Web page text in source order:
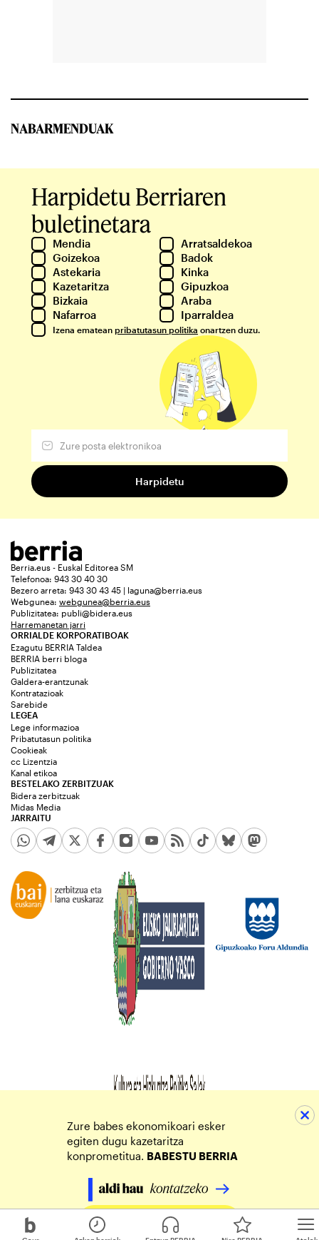
NABARMENDUAK
Harpidetu Berriaren
buletinetara
Mendia
Arratsaldekoa
Goizekoa
Badok
Astekaria
Kinka
Kazetaritza
Gipuzkoa
Bizkaia
Araba
Nafarroa
Iparraldea
Izena ematean pribatutasun politika onartzen duzu.
Berria.eus - Euskal Editorea SM
Telefonoa: 943 30 40 30
Bezero arreta: 943 30 43 45 | laguna@berria.eus
Webgunea: webgunea@berria.eus
Publizitatea: publi@bidera.eus
Harremanetan jarri
ORRIALDE KORPORATIBOAK
Ezagutu BERRIA Taldea
BERRIA berri bloga
Publizitatea
Galdera-erantzunak
Kontratazioak
Sarebide
JARRAITU
LEGEA
Lege informazioa
Pribatutasun politika
Cookieak
cc Lizentzia
Kanal etikoa
BESTELAKO ZERBITZUAK
Bidera zerbitzuak
Midas Media
Zure babes ekonomikoari esker
egiten dugu kazetaritza
konprometitua. BABESTU BERRIA
Egin zure ekarpena